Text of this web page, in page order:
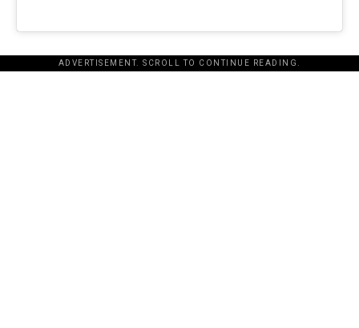
ADVERTISEMENT. SCROLL TO CONTINUE READING.